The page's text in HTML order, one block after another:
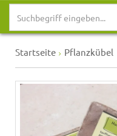
Startseite Pflanzkübel